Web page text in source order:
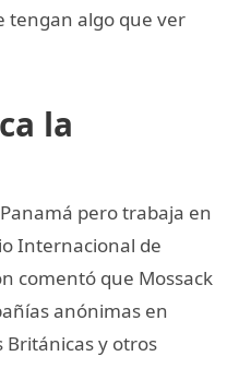
tengan algo que ver
la
pero trabaja en
Internacional de
comentó que Mossack
anónimas en
Británicas y otros